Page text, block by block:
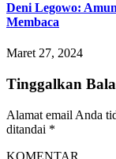
Deni Legowo:
Membaca
Maret 27, 2024
Tinggalkan
Alamat email Anda
ditandai *
KOMENTAR